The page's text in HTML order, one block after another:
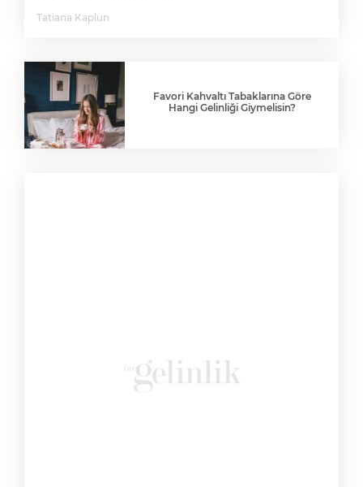
Tatiana Kaplun
Favori Kahvaltı Tabaklarına Göre
Hangi Gelinliği Giymelisin?